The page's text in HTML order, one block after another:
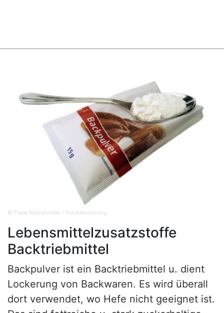
© Frank Massholder / foodlexicon.org
Lebensmittelzusatzstoffe
Backtriebmittel
Backpulver ist ein Backtriebmittel u. dient
Lockerung von Backwaren. Es wird überall
dort verwendet, wo Hefe nicht geeignet ist.